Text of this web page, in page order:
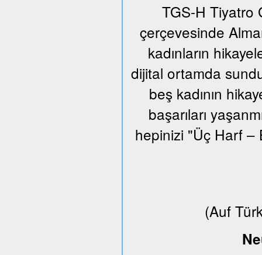
TGS-H Tiyatro
çerçevesinde
kadınların
dijital ortamda
beş kadının
başarıları
hepinizi "Üç Harf –
(Auf